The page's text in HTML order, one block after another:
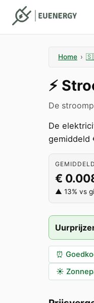
Home ›
⚡️
De
De
gemiddeld
€
▲ 13% vs
⏰
☀️